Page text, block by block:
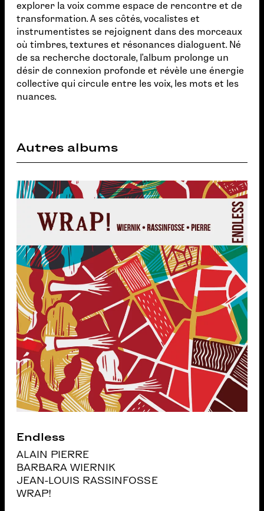
explorer la voix comme espace de rencontre et de
transformation. A ses côtés, vocalistes et
instrumentistes se rejoignent dans des morceaux
où timbres, textures et résonances dialoguent. Né
de sa recherche doctorale, l’album prolonge un
désir de connexion profonde et révèle une énergie
collective qui circule entre les voix, les mots et les
nuances.
Autres albums
Endless
ALAIN PIERRE
BARBARA WIERNIK
JEAN-LOUIS RASSINFOSSE
WRAP!